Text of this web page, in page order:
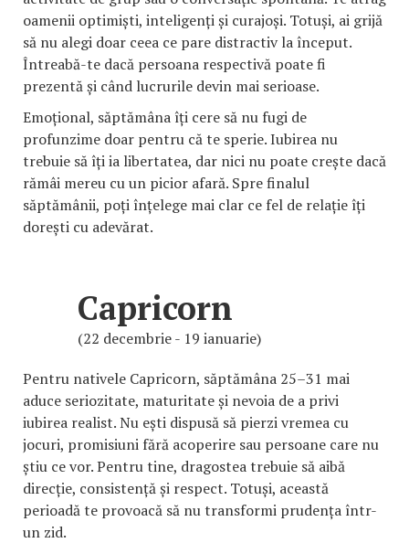
oamenii optimiști, inteligenți și curajoși. Totuși, ai grijă
să nu alegi doar ceea ce pare distractiv la început.
Întreabă-te dacă persoana respectivă poate fi
prezentă și când lucrurile devin mai serioase.
Emoțional, săptămâna îți cere să nu fugi de
profunzime doar pentru că te sperie. Iubirea nu
trebuie să îți ia libertatea, dar nici nu poate crește dacă
rămâi mereu cu un picior afară. Spre finalul
săptămânii, poți înțelege mai clar ce fel de relație îți
dorești cu adevărat.
Capricorn
(22 decembrie - 19 ianuarie)
Pentru nativele Capricorn, săptămâna 25–31 mai
aduce seriozitate, maturitate și nevoia de a privi
iubirea realist. Nu ești dispusă să pierzi vremea cu
jocuri, promisiuni fără acoperire sau persoane care nu
știu ce vor. Pentru tine, dragostea trebuie să aibă
direcție, consistență și respect. Totuși, această
perioadă te provoacă să nu transformi prudența într-
un zid.